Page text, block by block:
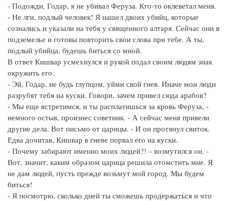
- Подожди, Годар, я не убивал Феруза. Кто-то оклеветал меня.
- Не лги, подлый человек! Я нашел двоих убийц, которые
сознались и указали на тебя у священного алтаря. Сейчас они в
подземелье и готовы повторить свои слова при тебе. А ты,
подлый убийца, будешь биться со мной.
В ответ Кишвар усмехнулся и рукой подал своим людям знак
окружить его.
- Эй, Годар, не будь глупцом, уйми свой гнев. Иначе мои люди
разрубят тебя на куски. Говори, зачем привел сюда арабов?
- Мы еще встретимся, и ты расплатишься за кровь Феруза, -
немного остыв, произнес советник. - А сейчас меня привели
другие дела. Вот письмо от царицы. - И он протянул свиток.
Едва дочитав, Кишвар в гневе порвал его на куски.
- Почему забирают именно моих людей?! – возмутился он. -
Вот, значит, каким образом царица решила отомстить мне. Я
не дам людей, пусть прежде возьмут мой город. Мы будем
биться!
- Я посмотрю, сколько дней ты сможешь продержаться и что